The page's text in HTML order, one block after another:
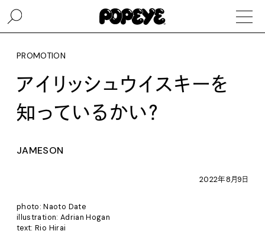
PROMOTION
アイリッシュウイスキーを
知っているかい？
JAMESON
2022年8月9日
photo: Naoto Date
illustration: Adrian Hogan
text: Rio Hirai